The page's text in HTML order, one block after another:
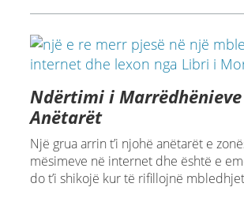
Ndërtimi i
Anëtarët
Një grua arrin t’i njohë anëtarët e
mësimeve në internet dhe është e
do t’i shikojë kur të rifillojnë